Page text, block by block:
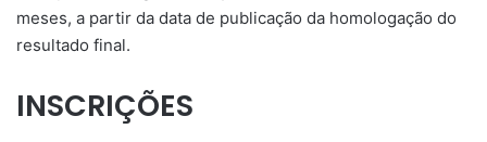
meses, a partir da data de publicação da homologação do
resultado final.
INSCRIÇÕES